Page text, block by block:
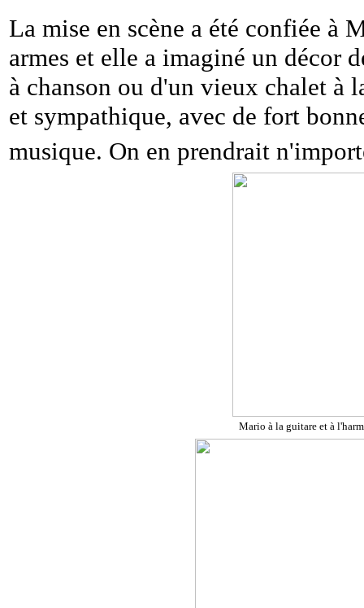
La mise en scène a été confiée à
armes et elle a imaginé un décor
à chanson ou d'un vieux chalet à
et sympathique, avec de fort
musique. On en prendrait
Mario à la guitare et à